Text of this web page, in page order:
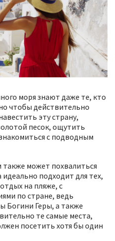
моря знают даже те, кто
чтобы действительно
эту страну,
песок, ощутить
с подводным
также может похвалиться
идеально подходит для тех,
на пляже, с
по стране, ведь
Богини Геры, а также
те самые места,
посетить хотя бы один